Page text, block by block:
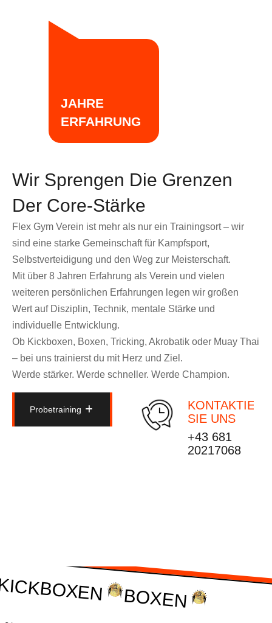
JAHRE
ERFAHRUNG
Wir Sprengen Die Grenzen
Der Core-Stärke
Flex Gym Verein ist mehr als nur ein Trainingsort – wir
sind eine starke Gemeinschaft für Kampfsport,
Selbstverteidigung und den Weg zur Meisterschaft.
Mit über 8 Jahren Erfahrung als Verein und vielen
weiteren persönlichen Erfahrungen legen wir großen
Wert auf Disziplin, Technik, mentale Stärke und
individuelle Entwicklung.
Ob Kickboxen, Boxen, Tricking, Akrobatik oder Muay Thai
– bei uns trainierst du mit Herz und Ziel.
Werde stärker. Werde schneller. Werde Champion.
Probetraining
SIE UNS
+43 681
20217068
BOXEN